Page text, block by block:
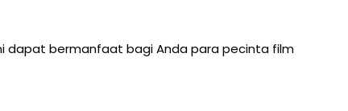
ini dapat bermanfaat bagi Anda para pecinta film